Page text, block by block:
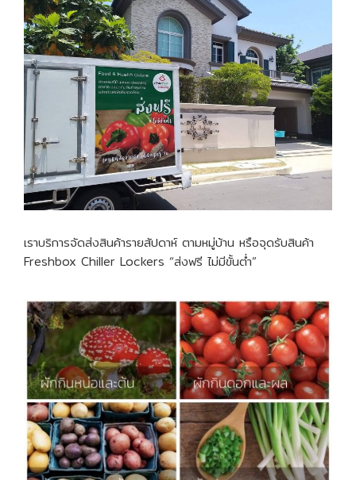
เราบริการจัดส่งสินค้ารายสัปดาห์ ตามหมู่บ้าน หรือจุดรับสินค้า
Freshbox Chiller Lockers “ส่งฟรี ไม่มีขั้นต่ำ”